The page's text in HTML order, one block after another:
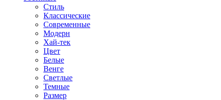
Стиль
Классические
Современные
Модерн
Хай-тек
Цвет
Белые
Венге
Светлые
Темные
Размер